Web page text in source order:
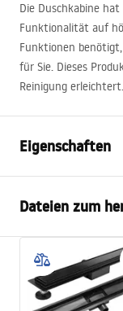
Die Duschkabine
Funktionalität auf
Funktionen
für Sie. Dieses
Reinigung erleichtert.
Eigenschaften
Farbe der Armatur
Duschkabine Typ
Glasfarbe
Öffnungsmethode
Dateien zum
shower
shower